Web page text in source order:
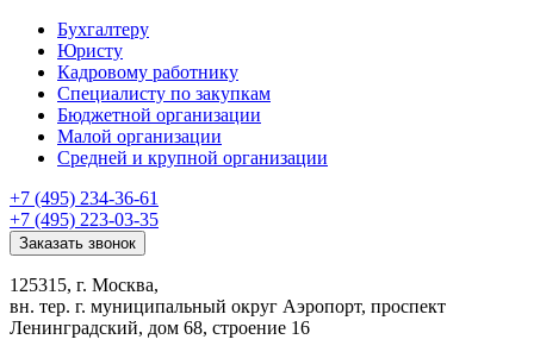
Бухгалтеру
Юристу
Кадровому работнику
Специалисту по закупкам
Бюджетной организации
Малой организации
Средней и крупной организации
+7 (495) 234-36-61
+7 (495) 223-03-35
Заказать звонок
125315, г. Москва,
вн. тер. г. муниципальный округ Аэропорт, проспект
Ленинградский, дом 68, строение 16